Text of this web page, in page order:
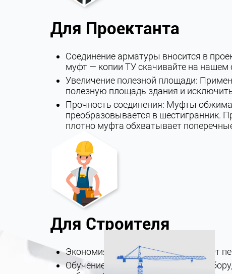
Для Проектанта
Соединение арматуры вносится в
муфт — копии ТУ скачивайте на нашем
Увеличение полезной площади:
полезную площадь здания и
Прочность соединения: Муфты
преобразовывается в шестигранник.
плотно муфта обхватывает
Для Строителя
Экономия и сроки: Метод исключает
Обучение и гарантии: Поставщик